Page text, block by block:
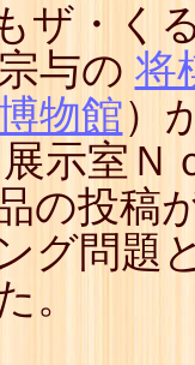
ザ・く
与の 将
物館）
示室Ｎ
の投稿
グ問題
。